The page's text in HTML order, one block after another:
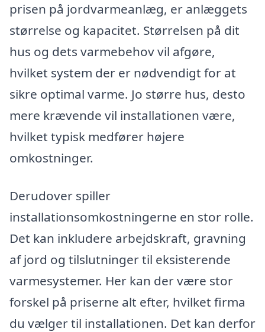
prisen på jordvarmeanlæg, er anlæggets
størrelse og kapacitet. Størrelsen på dit
hus og dets varmebehov vil afgøre,
hvilket system der er nødvendigt for at
sikre optimal varme. Jo større hus, desto
mere krævende vil installationen være,
hvilket typisk medfører højere
omkostninger.
Derudover spiller
installationsomkostningerne en stor rolle.
Det kan inkludere arbejdskraft, gravning
af jord og tilslutninger til eksisterende
varmesystemer. Her kan der være stor
forskel på priserne alt efter, hvilket firma
du vælger til installationen. Det kan derfor